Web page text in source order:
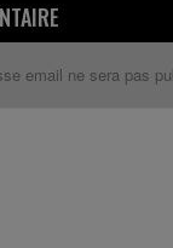
email ne sera pas